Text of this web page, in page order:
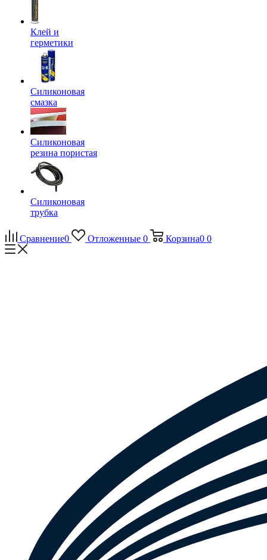
Клей и
герметики
Силиконовая
смазка
Силиконовая
резина пористая
Силиконовая
трубка
Сравнение0 Отложенные 0 Корзина0 0